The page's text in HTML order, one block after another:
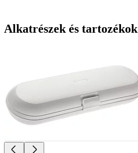
Alkatrészek és tartozékok